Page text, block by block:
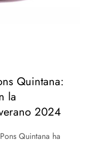
Quintana:
la
2024
Quintana ha